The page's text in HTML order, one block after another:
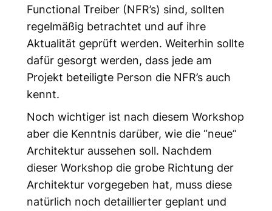
Functional Treiber (NFR’s) sind, sollten
regelmäßig betrachtet und auf ihre
Aktualität geprüft werden. Weiterhin sollte
dafür gesorgt werden, dass jede am
Projekt beteiligte Person die NFR’s auch
kennt.
Noch wichtiger ist nach diesem Workshop
aber die Kenntnis darüber, wie die “neue”
Architektur aussehen soll. Nachdem
dieser Workshop die grobe Richtung der
Architektur vorgegeben hat, muss diese
natürlich noch detaillierter geplant und